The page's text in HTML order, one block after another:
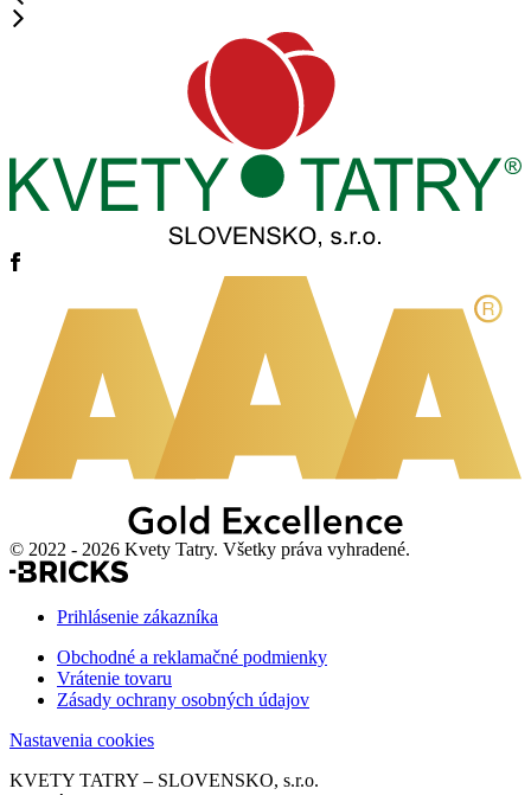
© 2022 - 2026 Kvety Tatry. Všetky práva vyhradené.
Prihlásenie zákazníka
Obchodné a reklamačné podmienky
Vrátenie tovaru
Zásady ochrany osobných údajov
Nastavenia cookies
KVETY TATRY – SLOVENSKO, s.r.o.